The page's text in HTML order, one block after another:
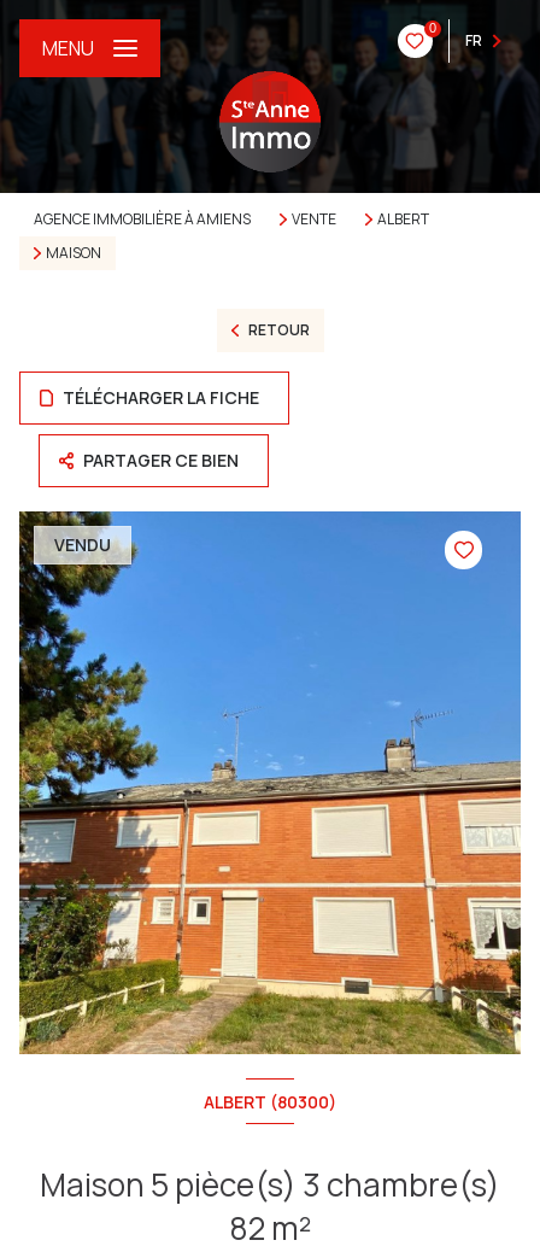
0
FR
MENU
AGENCE IMMOBILIÈRE À AMIENS VENTE
ALBERT
MAISON
RETOUR
TÉLÉCHARGER LA FICHE
PARTAGER CE BIEN
VENDU
ALBERT (80300)
Maison 5 pièce(s) 3 chambre(s)
82 m²